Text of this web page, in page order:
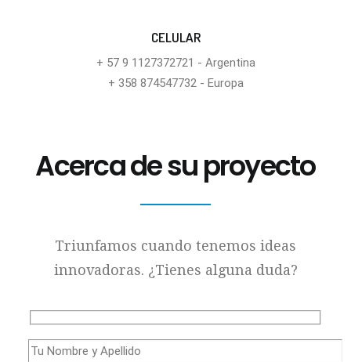
CELULAR
+ 57 9 1127372721 - Argentina
+ 358 874547732 - Europa
Acerca de su proyecto
Triunfamos cuando tenemos ideas
innovadoras. ¿Tienes alguna duda?